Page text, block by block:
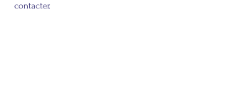
contacter.